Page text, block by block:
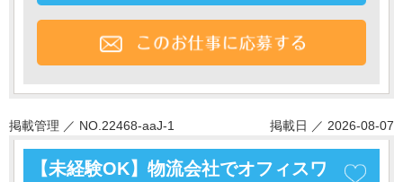
掲載管理 ／ NO.22468-aaJ-1 掲載日 ／ 2026-08-07
【未経験OK】物流会社でオフィスワ